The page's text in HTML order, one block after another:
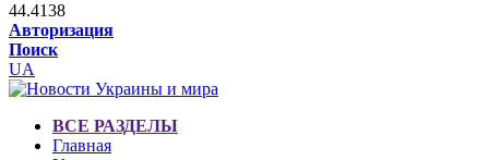
44.4138
Авторизация
Поиск
UA
ВСЕ РАЗДЕЛЫ
Главная